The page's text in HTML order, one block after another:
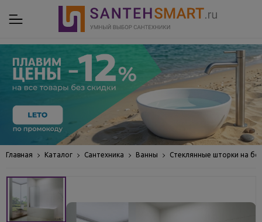
Главная Каталог Сантехника Ванны Стеклянные шторки на